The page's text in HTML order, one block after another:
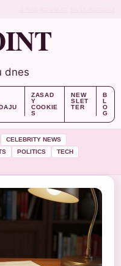
dnes
ZASAD
Y
COOKIE
S
NEW
SLET
TER
B
L
O
G
CELEBRITY NEWS
POLITICS
TECH